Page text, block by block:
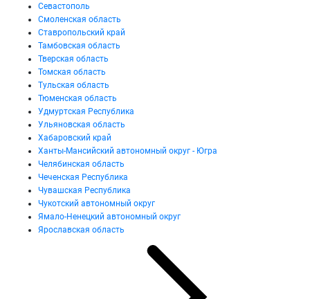
Севастополь
Смоленская область
Ставропольский край
Тамбовская область
Тверская область
Томская область
Тульская область
Тюменская область
Удмуртская Республика
Ульяновская область
Хабаровский край
Ханты-Мансийский автономный округ - Югра
Челябинская область
Чеченская Республика
Чувашская Республика
Чукотский автономный округ
Ямало-Ненецкий автономный округ
Ярославская область